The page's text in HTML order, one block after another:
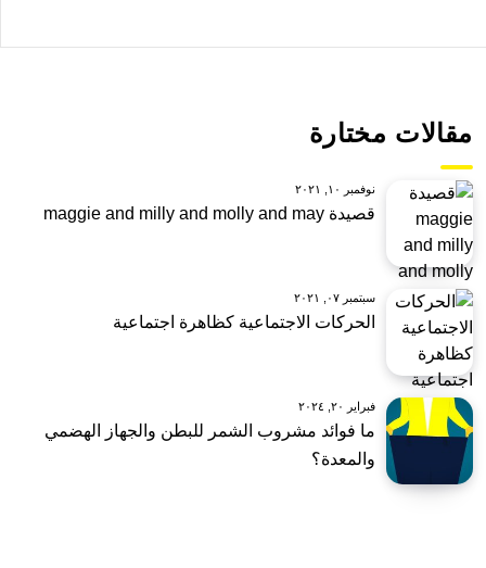
مقالات مختارة
نوفمبر ١٠, ٢٠٢١
قصيدة maggie and milly and molly and may
سبتمبر ٠٧, ٢٠٢١
الحركات الاجتماعية كظاهرة اجتماعية
فبراير ٢٠, ٢٠٢٤
ما فوائد مشروب الشمر للبطن والجهاز الهضمي
والمعدة؟